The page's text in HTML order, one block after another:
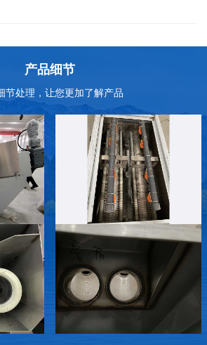
产品细节
节处理，让您更加了解产品